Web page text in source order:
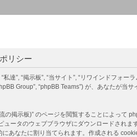
リシー
”, “掲示板”, “当サイト”, “リワインドフォー
Group”, “phpBB Teams”) が、あなたが当
掲示板)” のページを閲覧することによって
ータのウェブブラウザにダウンロードされ
あなたに割り当てられます。作成される